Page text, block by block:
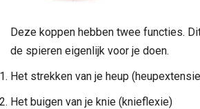
Deze koppen hebben twee functies.
de spieren eigenlijk voor je doen.
Het strekken van je heup
Het buigen van je knie (knieflexie)